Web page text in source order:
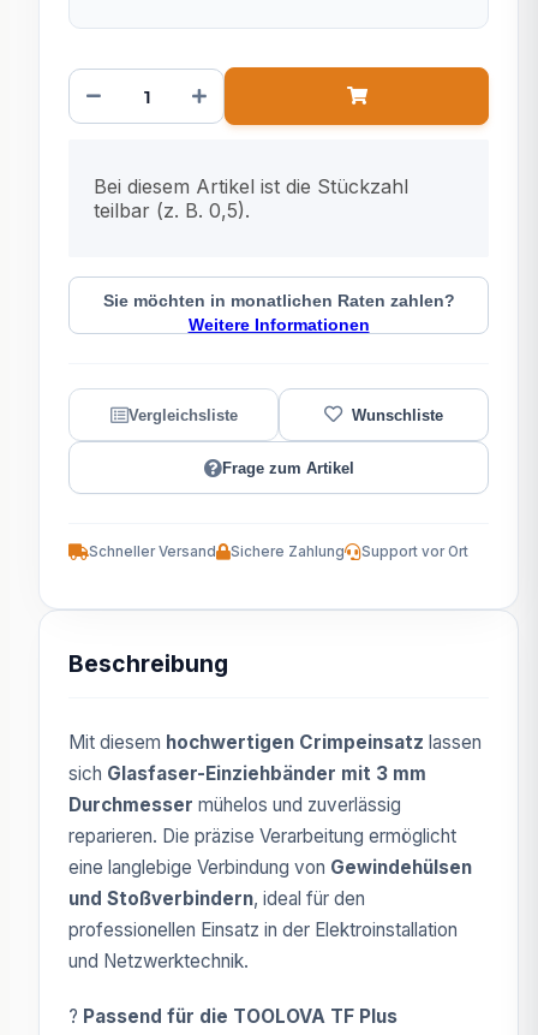
Bei diesem Artikel ist die Stückzahl
teilbar (z. B. 0,5).
Sie möchten in monatlichen Raten zahlen?
Weitere Informationen
Frage zum Artikel
Schneller Versand Sichere Zahlung Support vor Ort
Beschreibung
Mit diesem hochwertigen Crimpeinsatz lassen
sich Glasfaser-Einziehbänder mit 3 mm
Durchmesser mühelos und zuverlässig
reparieren. Die präzise Verarbeitung ermöglicht
eine langlebige Verbindung von Gewindehülsen
und Stoßverbindern, ideal für den
professionellen Einsatz in der Elektroinstallation
und Netzwerktechnik.
? Passend für die TOOLOVA TF Plus